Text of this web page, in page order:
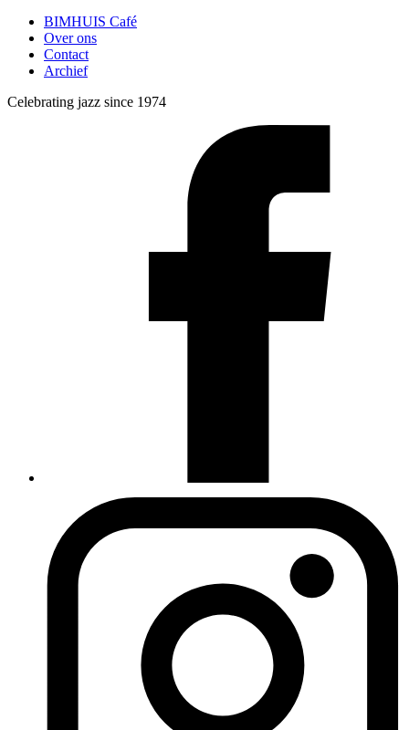
BIMHUIS Café
Over ons
Contact
Archief
Celebrating jazz since 1974